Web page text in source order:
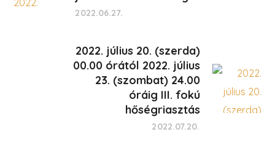
2022.06.27.
2022. július 20. (szerda)
00.00 órától 2022. július
23. (szombat) 24.00
óráig III. fokú
hőségriasztás
2022.07.20.